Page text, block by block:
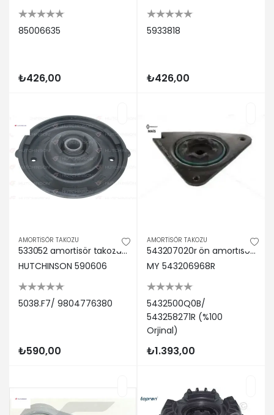
85006635
₺426,00
5933818
₺426,00
AMORTİSÖR TAKOZU
533052 amortisör takozu ön partner tepee-berlıngo 10 c4 04 ds5 12 hutchınson 5038.F7/ 9804776380
HUTCHINSON 590606
5038.F7/ 9804776380
₺590,00
AMORTİSÖR TAKOZU
543207020r ön amortısor takozu sağ-sol megane ıv 15 kadjar 15 qashqaı ıı j11 13 1.2 tce 1.5dci 1.6 maıs 5432500q0b/ 543258271r
MY 543206968R
5432500Q0B/
543258271R (%100
Orjinal)
₺1.393,00